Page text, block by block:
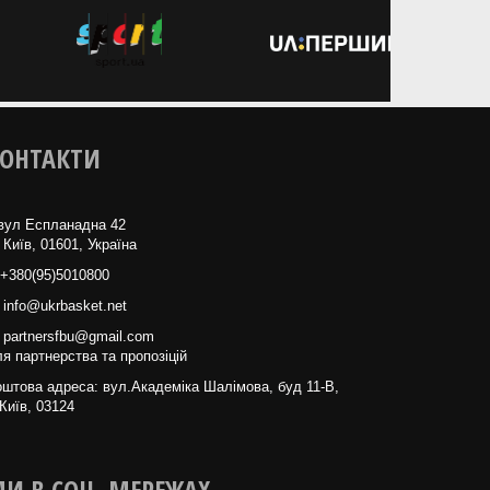
Еспланадна 42
01601, Україна
+380(95)5010800
info@ukrbasket.net
partnersfbu@gmail.com
партнерства та пропозіцій
адреса: вул.Академіка Шалімова, буд 11-В,
03124